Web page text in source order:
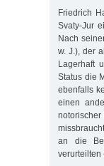
Friedrich
Svaty-Jur
Nach
w. J.), der
Lagerhaft
Status die
ebenfalls
einen
notorischer
an die
verurteilten